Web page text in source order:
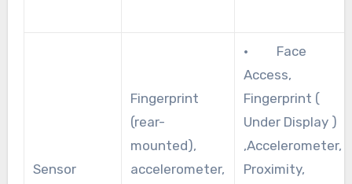
Sensor
Fingerprint
(rear-
mounted),
accelerometer,
· Face
Access,
Fingerprint (
Under Display )
,Accelerometer,
Proximity,